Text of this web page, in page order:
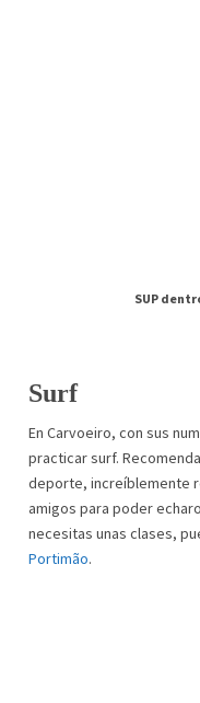
SUP
Surf
En Carvoeiro, con sus
practicar surf.
deporte, increíblemente
amigos para poder
necesitas unas clases,
Portimão.